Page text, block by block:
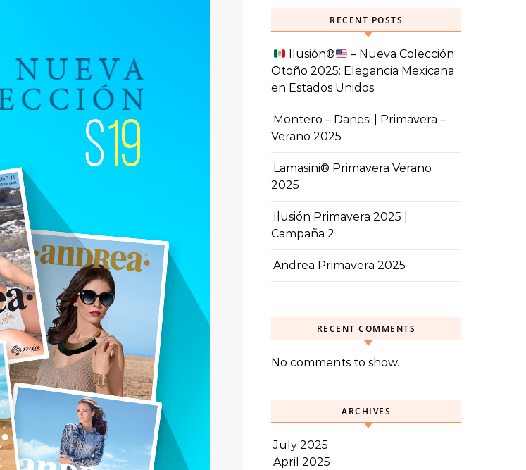
RECENT POSTS
Ilusión®️
– Nueva Colección
Otoño 2025: Elegancia Mexicana
en Estados Unidos
Montero – Danesi | Primavera –
Verano 2025
Lamasini® Primavera Verano
2025
Ilusión Primavera 2025 |
Campaña 2
Andrea Primavera 2025
RECENT COMMENTS
No comments to show.
ARCHIVES
July 2025
April 2025